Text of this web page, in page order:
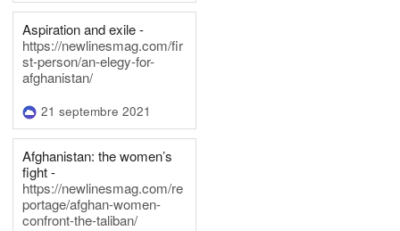
Aspiration and exile -
https://newlinesmag.com/fir
st-person/an-elegy-for-
afghanistan/
21 septembre 2021
Afghanistan: the women’s
fight -
https://newlinesmag.com/re
portage/afghan-women-
confront-the-taliban/